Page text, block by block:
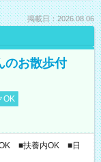
掲載日：2026.08.06
のお散歩付
OK
■扶養内OK ■日